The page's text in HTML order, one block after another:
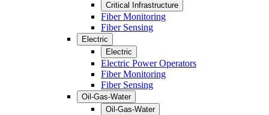
Critical Infrastructure
Fiber Monitoring
Fiber Sensing
Electric
Electric
Electric Power Operators
Fiber Monitoring
Fiber Sensing
Oil-Gas-Water
Oil-Gas-Water